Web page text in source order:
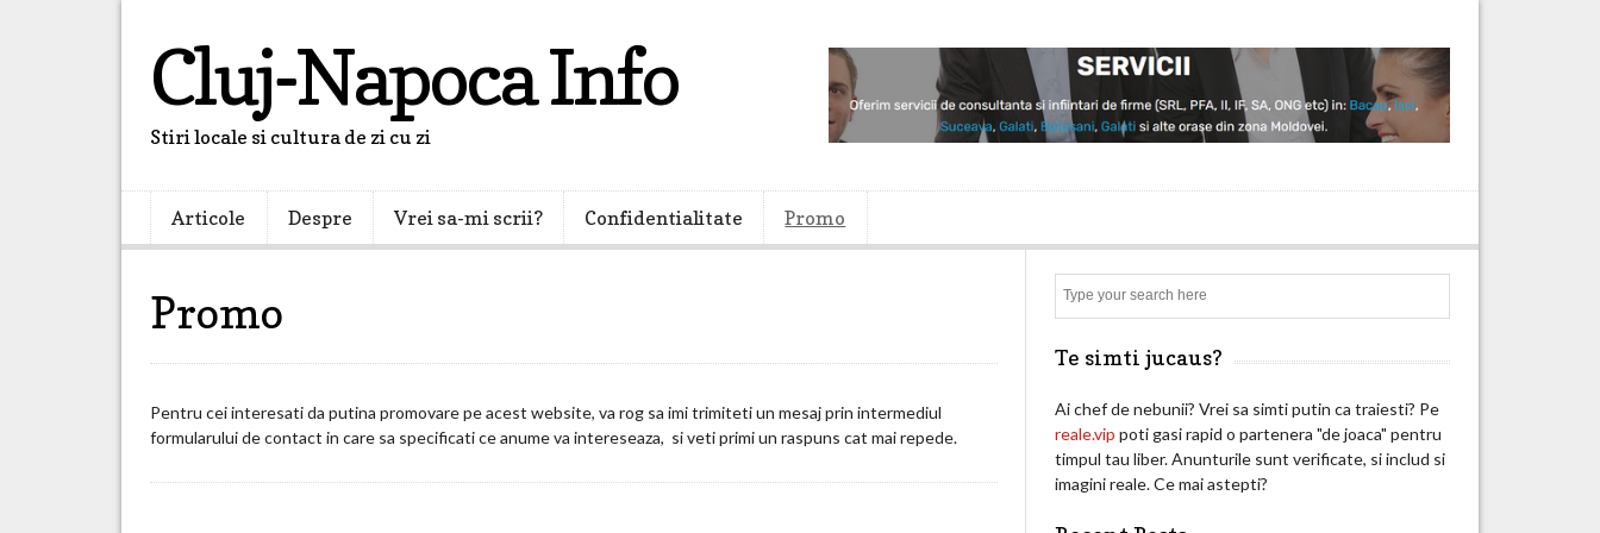
Cluj-Napoca Info
Stiri locale si cultura de zi cu zi
Articole Despre Vrei sa-mi scrii? Confidentialitate Promo
Promo
Pentru cei interesati da putina promovare pe acest website, va rog sa imi trimiteti un mesaj prin intermediul
formularului de contact in care sa specificati ce anume va intereseaza, si veti primi un raspuns cat mai repede.
Te simti jucaus?
Ai chef de nebunii? Vrei sa simti putin ca traiesti? Pe
reale.vip poti gasi rapid o partenera "de joaca" pentru
timpul tau liber. Anunturile sunt verificate, si includ si
imagini reale. Ce mai astepti?